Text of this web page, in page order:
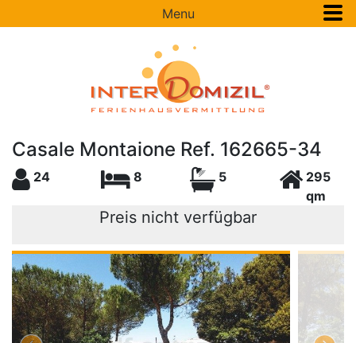
Menu
Casale Montaione Ref. 162665-34
24 8 5
295
qm
Preis nicht verfügbar